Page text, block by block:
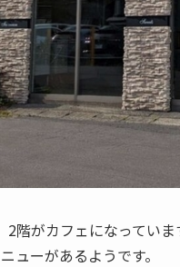
2階がカフェになってい
ューがあるようです。